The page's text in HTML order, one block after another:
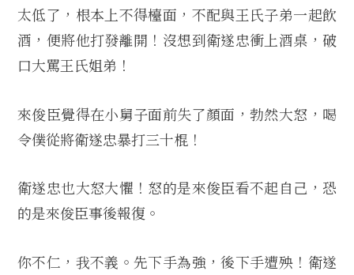
太低了，根本上不得檯面，不配與王氏子弟一起飲
酒，便將他打發離開！沒想到衛遂忠衝上酒桌，破
口大罵王氏姐弟！
來俊臣覺得在小舅子面前失了顏面，勃然大怒，喝
令僕從將衛遂忠暴打三十棍！
衛遂忠也大怒大懼！怒的是來俊臣看不起自己，恐
的是來俊臣事後報復。
你不仁，我不義。先下手為強，後下手遭殃！衛遂